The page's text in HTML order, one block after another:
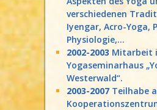
verschiedenen
Iyengar, Acro-Yoga,
Physiologie,...
2002-2003 Mitarbeit
Yogaseminarhaus
Westerwald“.
2003-2007 Teilhabe